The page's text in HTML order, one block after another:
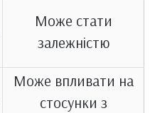
Може стати
залежністю
Може впливати на
стосунки з